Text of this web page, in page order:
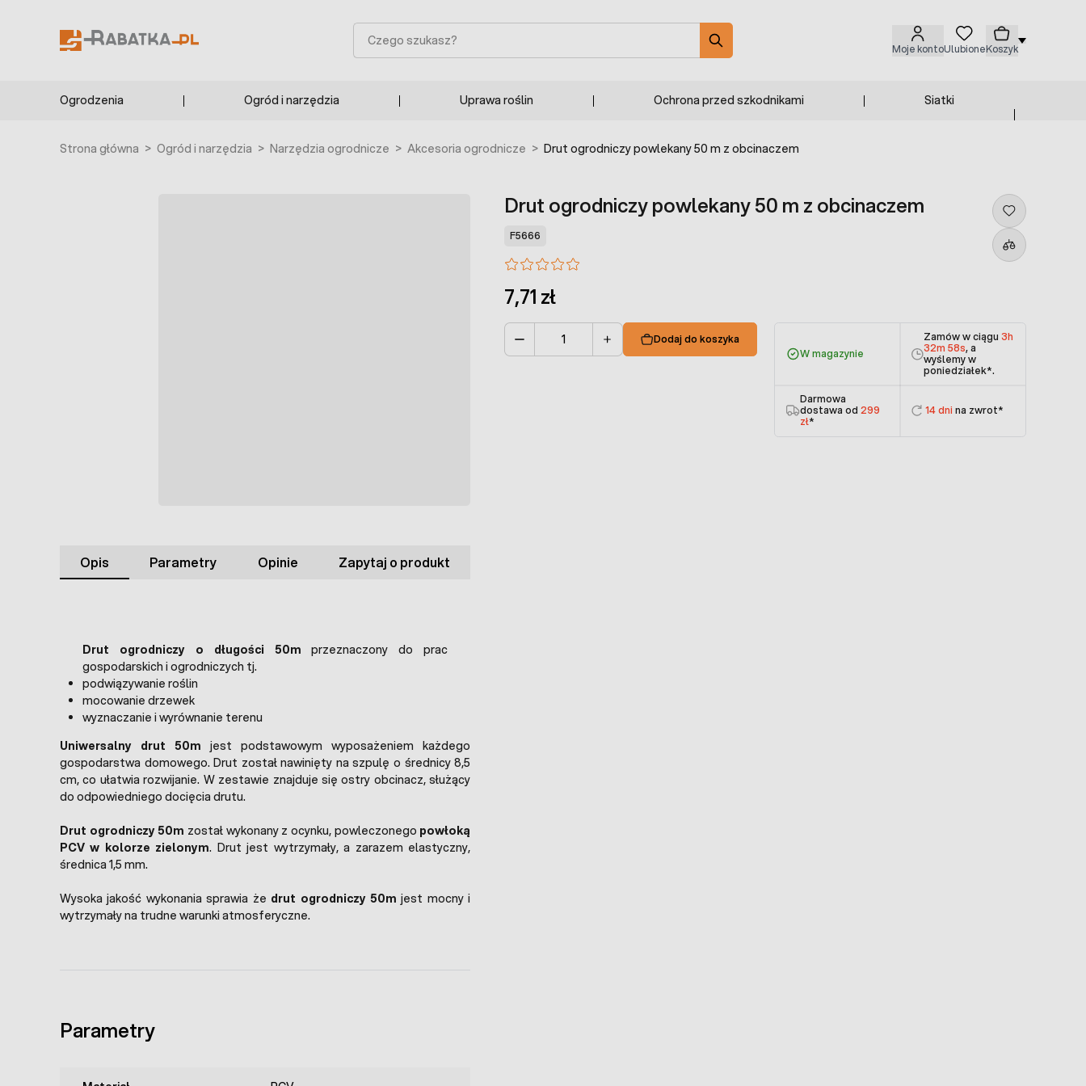
Moje kontoUlubioneKoszyk
Szukaj
Ogrodzenia Ogród i narzędzia Uprawa roślin Ochrona przed szkodnikami Siatki
Strona główna > Ogród i narzędzia > Narzędzia ogrodnicze > Akcesoria ogrodnicze > Drut ogrodniczy powlekany 50 m z obcinaczem
Drut ogrodniczy powlekany 50 m z obcinaczem
F5666
7,71 zł
Dodaj do koszyka
W magazynie
Zamów w ciągu 3h
32m 57s, a
wyślemy w
poniedziałek*.
Darmowa
dostawa od 299
zł*
14 dni na zwrot*
Opis Parametry Opinie Zapytaj o produkt
Drut ogrodniczy o długości 50m przeznaczony do prac
gospodarskich i ogrodniczych tj.
podwiązywanie roślin
mocowanie drzewek
wyznaczanie i wyrównanie terenu
Uniwersalny drut 50m jest podstawowym wyposażeniem każdego
gospodarstwa domowego. Drut został nawinięty na szpulę o średnicy 8,5
cm, co ułatwia rozwijanie. W zestawie znajduje się ostry obcinacz, służący
do odpowiedniego docięcia drutu.
Drut ogrodniczy 50m został wykonany z ocynku, powleczonego powłoką
PCV w kolorze zielonym. Drut jest wytrzymały, a zarazem elastyczny,
średnica 1,5 mm.
Wysoka jakość wykonania sprawia że drut ogrodniczy 50m jest mocny i
wytrzymały na trudne warunki atmosferyczne.
Parametry